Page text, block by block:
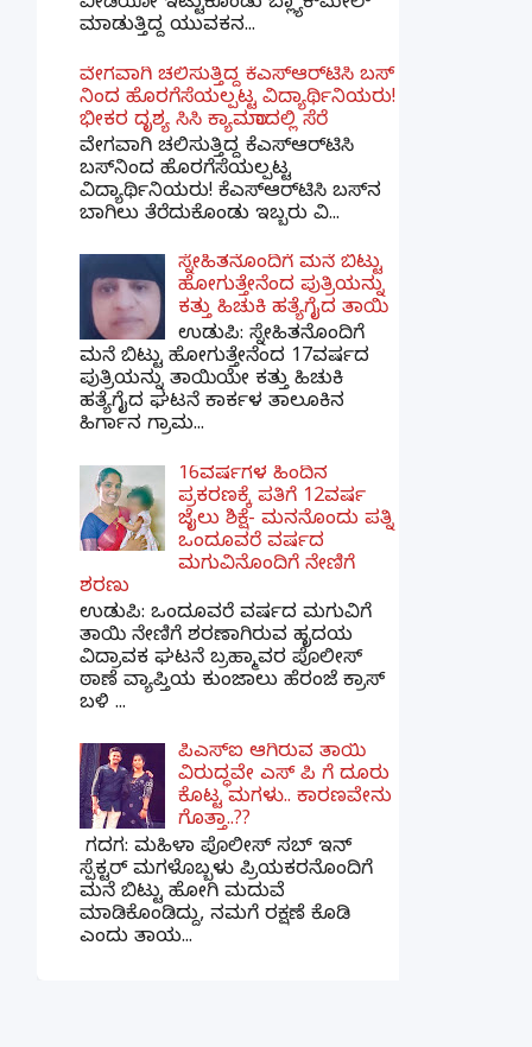
ಮಾಡುತ್ತಿದ್ದ ಯುವಕನ...
ವೇಗವಾಗಿ ಚಲಿಸುತ್ತಿದ್ದ ಕೆಎಸ್​ಆರ್​ಟಿಸಿ ಬಸ್​
ನಿಂದ ಹೊರಗೆಸೆಯಲ್ಪಟ್ಟ ವಿದ್ಯಾರ್ಥಿನಿಯರು!
ಭೀಕರ ದೃಶ್ಯ ಸಿಸಿ ಕ್ಯಾಮರಾದಲ್ಲಿ ಸೆರೆ
ವೇಗವಾಗಿ ಚಲಿಸುತ್ತಿದ್ದ ಕೆಎಸ್‌ಆರ್‌ಟಿಸಿ
ಬಸ್‌ನಿಂದ ಹೊರಗೆಸೆಯಲ್ಪಟ್ಟ
ವಿದ್ಯಾರ್ಥಿನಿಯರು! ಕೆಎಸ್‌ಆರ್‌ಟಿಸಿ ಬಸ್‌ನ
ಬಾಗಿಲು ತೆರೆದುಕೊಂಡು ಇಬ್ಬರು ವಿ...
ಸ್ನೇಹಿತನೊಂದಿಗೆ ಮನೆ ಬಿಟ್ಟು
ಹೋಗುತ್ತೇನೆಂದ ಪುತ್ರಿಯನ್ನು
ಕತ್ತು ಹಿಚುಕಿ ಹತ್ಯೆಗೈದ ತಾಯಿ
ಉಡುಪಿ: ಸ್ನೇಹಿತನೊಂದಿಗೆ
ಮನೆ ಬಿಟ್ಟು ಹೋಗುತ್ತೇನೆಂದ 17ವರ್ಷದ
ಪುತ್ರಿಯನ್ನು ತಾಯಿಯೇ ಕತ್ತು ಹಿಚುಕಿ
ಹತ್ಯೆಗೈದ ಘಟನೆ ಕಾರ್ಕಳ ತಾಲೂಕಿನ
ಹಿರ್ಗಾನ ಗ್ರಾಮ...
16ವರ್ಷಗಳ ಹಿಂದಿನ
ಪ್ರಕರಣಕ್ಕೆ ಪತಿಗೆ 12ವರ್ಷ
ಜೈಲು ಶಿಕ್ಷೆ- ಮನನೊಂದು ಪತ್ನಿ
ಒಂದೂವರೆ ವರ್ಷದ
ಮಗುವಿನೊಂದಿಗೆ ನೇಣಿಗೆ
ಶರಣು
ಉಡುಪಿ: ಒಂದೂವರೆ ವರ್ಷದ ಮಗುವಿಗೆ
ತಾಯಿ ನೇಣಿಗೆ ಶರಣಾಗಿರುವ ಹೃದಯ
ವಿದ್ರಾವಕ ಘಟನೆ ಬ್ರಹ್ಮಾವರ ಪೊಲೀಸ್
ಠಾಣೆ ವ್ಯಾಪ್ತಿಯ ಕುಂಜಾಲು ಹೆರಂಜೆ ಕ್ರಾಸ್
ಬಳಿ ...
ಪಿಎಸ್​ಐ ಆಗಿರುವ ತಾಯಿ
ವಿರುದ್ಧವೇ ಎಸ್ ಪಿ ಗೆ ದೂರು
ಕೊಟ್ಟ ಮಗಳು.. ಕಾರಣವೇನು
ಗೊತ್ತಾ..??
ಗದಗ​: ಮಹಿಳಾ ಪೊಲೀಸ್​ ಸಬ್ ​ಇನ್​
ಸ್ಪೆಕ್ಟರ್​ ಮಗಳೊಬ್ಬಳು ಪ್ರಿಯಕರನೊಂದಿಗೆ
ಮನೆ ಬಿಟ್ಟು ಹೋಗಿ ಮದುವೆ
ಮಾಡಿಕೊಂಡಿದ್ದು, ನಮಗೆ ರಕ್ಷಣೆ ಕೊಡಿ
ಎಂದು ತಾಯ...